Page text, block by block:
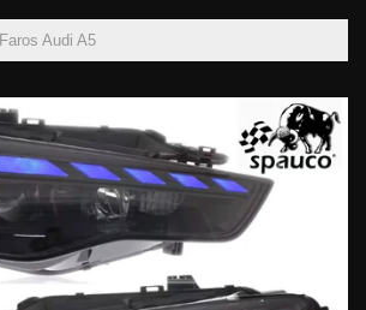
Faros Audi A5